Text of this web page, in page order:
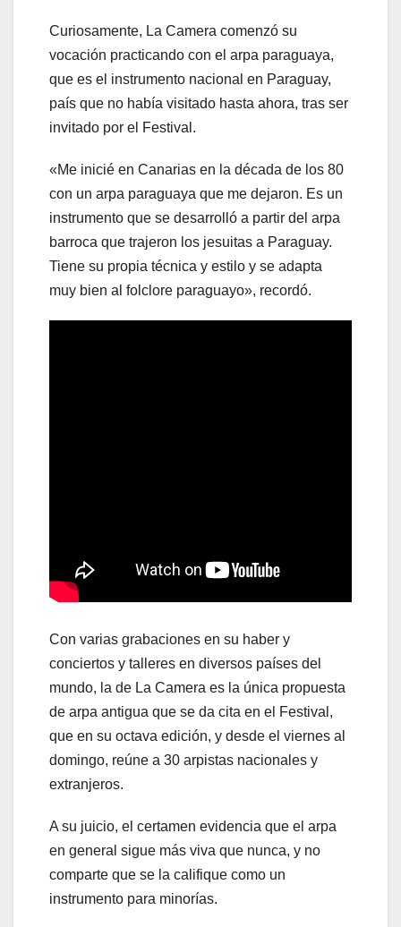
Curiosamente, La Camera comenzó su
vocación practicando con el arpa paraguaya,
que es el instrumento nacional en Paraguay,
país que no había visitado hasta ahora, tras ser
invitado por el Festival.
«Me inicié en Canarias en la década de los 80
con un arpa paraguaya que me dejaron. Es un
instrumento que se desarrolló a partir del arpa
barroca que trajeron los jesuitas a Paraguay.
Tiene su propia técnica y estilo y se adapta
muy bien al folclore paraguayo», recordó.
Con varias grabaciones en su haber y
conciertos y talleres en diversos países del
mundo, la de La Camera es la única propuesta
de arpa antigua que se da cita en el Festival,
que en su octava edición, y desde el viernes al
domingo, reúne a 30 arpistas nacionales y
extranjeros.
A su juicio, el certamen evidencia que el arpa
en general sigue más viva que nunca, y no
comparte que se la califique como un
instrumento para minorías.